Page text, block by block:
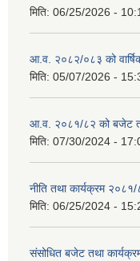
मिति: 06/25/2026 -
आ.व. २०८२/०८३ को
मिति: 05/07/2026 -
आ.व. २०८१/८२ को बजेट
मिति: 07/30/2024 -
नीति तथा कार्यक्रम २०८१/
मिति: 06/25/2024 -
संसोधित बजेट तथा